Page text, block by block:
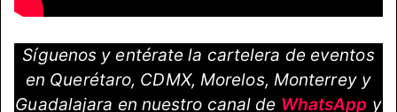
Síguenos y entérate la cartelera de eventos
en Querétaro, CDMX, Morelos, Monterrey y
Guadalajara en nuestro canal de WhatsApp y